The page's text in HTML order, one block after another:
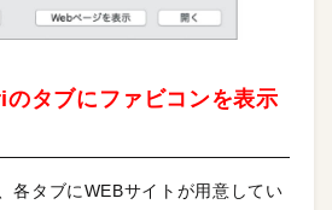
タブにファビコンを表示
各タブにWEBサイトが用意してい